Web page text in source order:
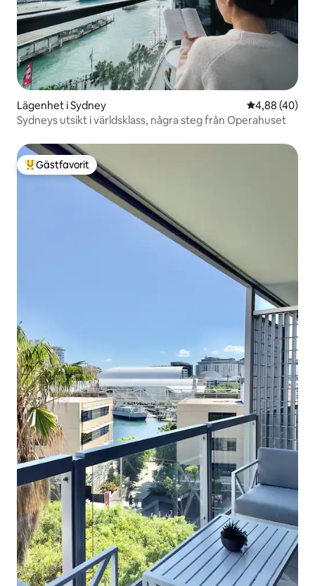
Lägenhet i Sydney 4,88 av 5 i
4,88 (40)
Sydneys utsikt i världsklass, några steg från Operahuset
Populär gästfavorit
Gästfavorit